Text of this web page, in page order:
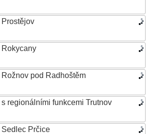
Rokycany
pod Radhoštěm
regionálními funkcemi Trutnov
Prčice